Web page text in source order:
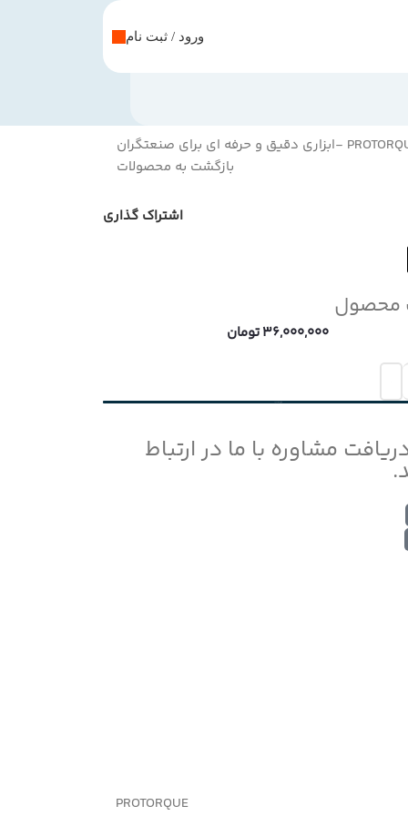
ورود / ثبت نام
بازگشت به محصولات
اشتراک گذاری
محصول
36,000,000تومان
مشاوره با ما در ارتباط
PROTORQUE